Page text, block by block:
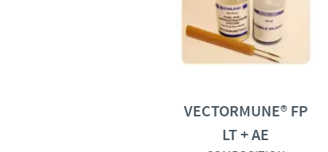
VECTORMUNE® FP
LT + AE